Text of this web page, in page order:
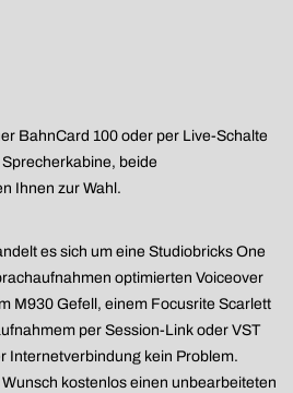
BahnCard 100 oder per Live-Schalte
beide
Ihnen zur Wahl.
es sich um eine Studiobricks One
optimierten Voiceover
M930 Gefell, einem Focusrite Scarlett
per Session-Link oder VST
Internetverbindung kein Problem.
kostenlos einen unbearbeiteten